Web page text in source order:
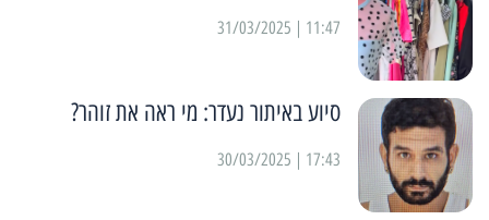
11:47 | 31/03/2025
סיוע באיתור נעדר: מי ראה את זוהר?
17:43 | 30/03/2025